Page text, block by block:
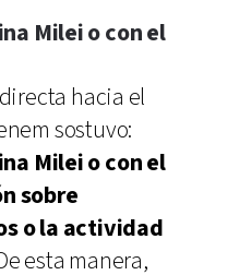
Milei o con el
hacia el
sostuvo:
Milei o con el
sobre
o la actividad
esta manera,